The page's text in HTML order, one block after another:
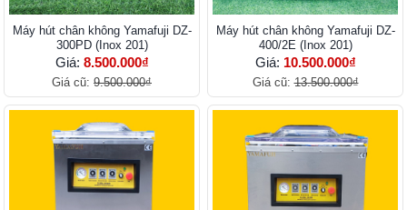
Máy hút chân không Yamafuji DZ-
300PD (Inox 201)
Giá: 8.500.000₫
Giá cũ: 9.500.000₫
Máy hút chân không Yamafuji DZ-
400/2E (Inox 201)
Giá: 10.500.000₫
Giá cũ:13.500.000₫